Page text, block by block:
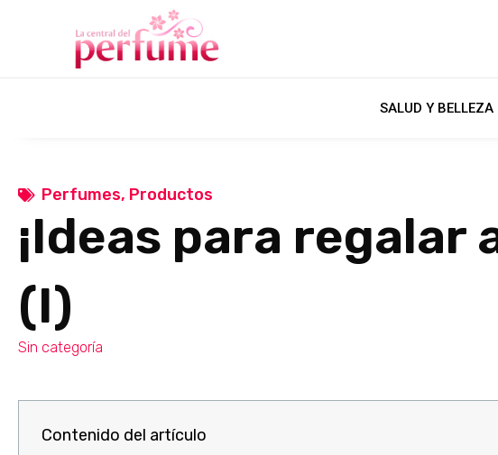
SALUD Y BELLEZA
Perfumes, Productos
¡Ideas para regalar
(I)
Sin categoría
Contenido del artículo